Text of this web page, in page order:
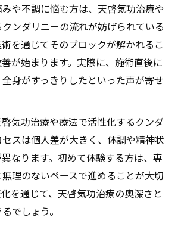
や不調に悩む方は、天啓気功治療や
ンダリニーの流れが妨げられている
を通じてそのブロックが解かれるこ
が始まります。実際に、施術直後に
身がすっきりしたといった声が寄せ
気功治療や療法で活性化するクンダ
スは個人差が大きく、体調や精神状
なります。初めて体験する方は、専
理のないペースで進めることが大切
を通じて、天啓気功治療の奥深さと
でしょう。